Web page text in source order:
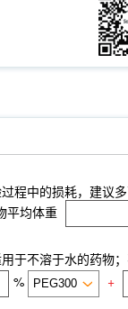
程中的损耗，建议
平均体重
于不溶于水的药物
% +